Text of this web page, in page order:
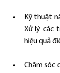
Kỹ thuật
Xử lý các
hiệu quả
Chăm sóc